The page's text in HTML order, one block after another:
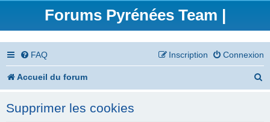
Forums Pyrénées Team |
FAQ Connexion
Inscription
Accueil du forum
Supprimer les cookies